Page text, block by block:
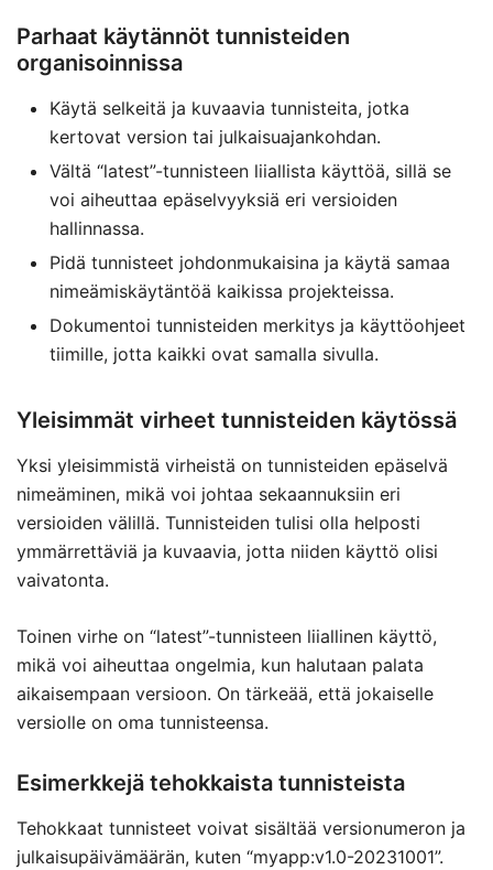
Parhaat käytännöt tunnisteiden
organisoinnissa
Käytä selkeitä ja kuvaavia tunnisteita, jotka
kertovat version tai julkaisuajankohdan.
Vältä “latest”-tunnisteen liiallista käyttöä, sillä se
voi aiheuttaa epäselvyyksiä eri versioiden
hallinnassa.
Pidä tunnisteet johdonmukaisina ja käytä samaa
nimeämiskäytäntöä kaikissa projekteissa.
Dokumentoi tunnisteiden merkitys ja käyttöohjeet
tiimille, jotta kaikki ovat samalla sivulla.
Yleisimmät virheet tunnisteiden käytössä
Yksi yleisimmistä virheistä on tunnisteiden epäselvä
nimeäminen, mikä voi johtaa sekaannuksiin eri
versioiden välillä. Tunnisteiden tulisi olla helposti
ymmärrettäviä ja kuvaavia, jotta niiden käyttö olisi
vaivatonta.
Toinen virhe on “latest”-tunnisteen liiallinen käyttö,
mikä voi aiheuttaa ongelmia, kun halutaan palata
aikaisempaan versioon. On tärkeää, että jokaiselle
versiolle on oma tunnisteensa.
Esimerkkejä tehokkaista tunnisteista
Tehokkaat tunnisteet voivat sisältää versionumeron ja
julkaisupäivämäärän, kuten “myapp:v1.0-20231001”.